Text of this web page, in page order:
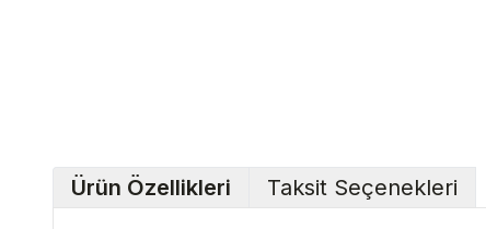
Ürün Özellikleri Taksit Seçenekleri